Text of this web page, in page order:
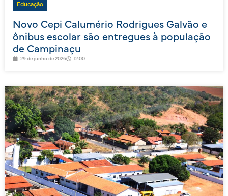
Educação
Novo Cepi Calumério Rodrigues Galvão e
ônibus escolar são entregues à população
de Campinaçu
29 de junho de 2026 12:00